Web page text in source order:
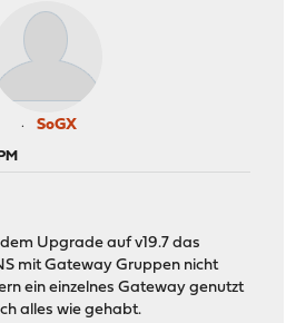
SoGX
Upgrade auf v19.7 das
mit Gateway Gruppen nicht
ein einzelnes Gateway genutzt
alles wie gehabt.